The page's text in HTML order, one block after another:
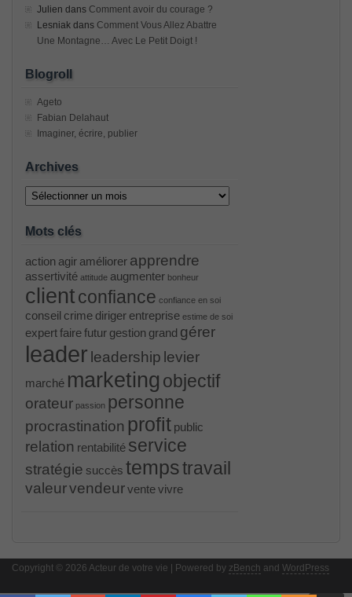
Julien dans Comment avoir du courage ?
Lesniak dans Comment Vous Allez Abattre
Une Montagne… Avec Le Petit Doigt !
Blogroll
Ageto
Fabian Delahaut
Imaginer, écrire, publier
Archives
Archives
Mots clés
action agir améliorer apprendre
assertivité attitude augmenter bonheur
client confiance confiance en soi
conseil crime diriger entreprise estime de soi
expertfairefutur gestion grand gérer
leader leadership levier
marché marketing objectif
orateur passion personne
procrastination profit public
relation rentabilité service
stratégie succès tempstravail
valeurvendeurventevivre
001 practice, /GCFA, /MB6-702 dumps, /300-
070, /70-980 pdf, /070-685, / 070-243, /70-680 ,
Copyright © 2026 Acteur de votre vie | Powered by zBench and WordPress